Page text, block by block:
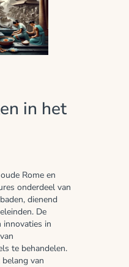
in het
Rome en
onderdeel van
dienend
De
innovaties in
te behandelen.
van